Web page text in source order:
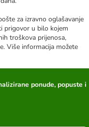
za izravno oglašavanje
prigovor u bilo kojem
troškova prijenosa,
Više informacija možete
ponude, popuste i